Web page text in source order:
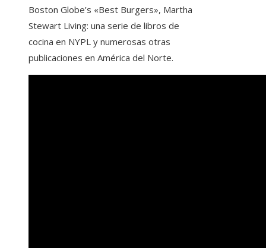
Boston Globe’s «Best Burgers», Martha
Stewart Living: una serie de libros de
cocina en NYPL y numerosas otras
publicaciones en América del Norte.